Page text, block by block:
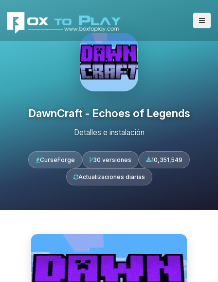
DawnCraft - Echoes of Legends
Detalles e instalación
CurseForge 30 versiones 10,351,549
Actualizaciones diarias